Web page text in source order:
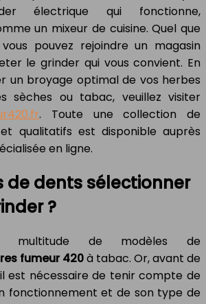
électrique qui fonctionne,
un mixeur de cuisine. Quel que
pouvez rejoindre un magasin
le grinder qui vous convient. En
un broyage optimal de vos herbes
sèches ou tabac, veuillez visiter
. Toute une collection de
qualitatifs est disponible auprès
en ligne.
de dents sélectionner
?
de modèles de
fumeur 420à tabac. Or, avant de
est nécessaire de tenir compte de
fonctionnement et de son type de